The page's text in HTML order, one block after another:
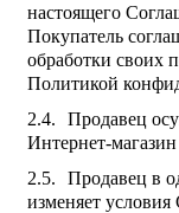
настоящего
Покупатель
обработки своих
Политикой
Продавец
Интернет-
Продавец в
изменяет